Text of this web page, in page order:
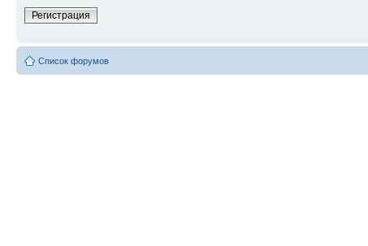
Регистрация
Список форумов